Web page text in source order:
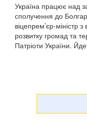
Україна працює над
сполучення до
віцепрем’єр-міністр
розвитку громад та
Патріоти України.